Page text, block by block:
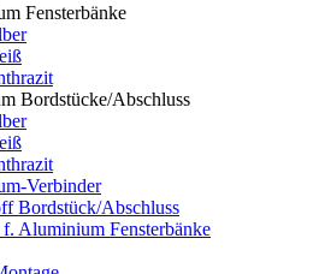
Fensterbänke
Bordstücke/Abschluss
Verbinder
Bordstück/Abschluss
Aluminium Fensterbänke